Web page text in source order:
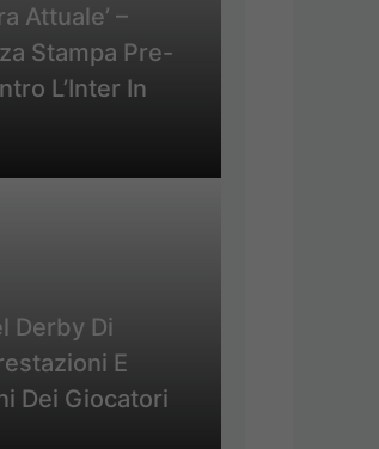
Attuale’ –
Stampa Pre-
L’Inter In
Derby Di
E
Dei Giocatori